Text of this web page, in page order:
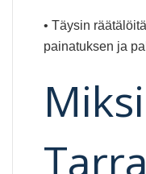
• Täysin
painatuksen ja